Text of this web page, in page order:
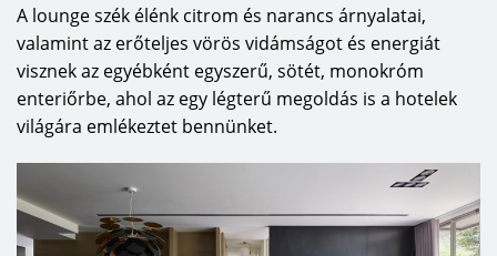
A lounge szék élénk citrom és narancs árnyalatai,
valamint az erőteljes vörös vidámságot és energiát
visznek az egyébként egyszerű, sötét, monokróm
enteriőrbe, ahol az egy légterű megoldás is a hotelek
világára emlékeztet bennünket.